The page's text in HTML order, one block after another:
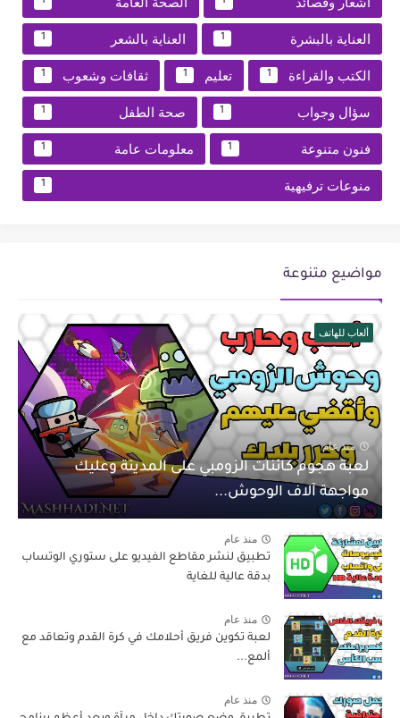
العناية بالبشرة 1 العناية بالشعر 1
الكتب والقراءة 1 تعليم 1 ثقافات وشعوب 1
سؤال وجواب 1 صحة الطفل 1
فنون متنوعة 1 معلومات عامة 1
منوعات ترفيهية 1
مواضيع متنوعة
ألعاب للهاتف
منذ عام
لعبة هجوم كائنات الزومبي على المدينة وعليك
مواجهة آلاف الوحوش...
منذ عام
تطبيق لنشر مقاطع الفيديو على ستوري الوتساب
بدقة عالية للغاية
منذ عام
لعبة تكوين فريق أحلامك في كرة القدم وتعاقد مع
ألمع...
منذ عام